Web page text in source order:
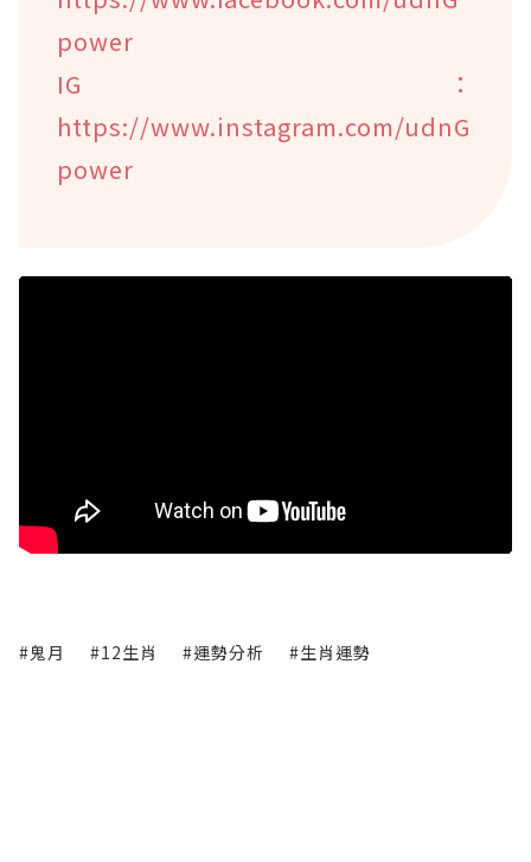
power
IG：
https://www.instagram.com/udnG
power
#鬼月 #12生肖 #運勢分析 #生肖運勢